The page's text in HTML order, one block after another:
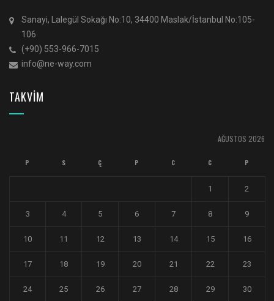
Sanayi, Lalegül Sokağı No:10, 34400 Maslak/İstanbul No:105-
106
(+90) 553-966-7015
info@ne-way.com
TAKVİM
AĞUSTOS 2026
P S Ç P C C P
1 2
3 4 5 6 7 8 9
10 11 12 13 14 15 16
17 18 19 20 21 22 23
24 25 26 27 28 29 30